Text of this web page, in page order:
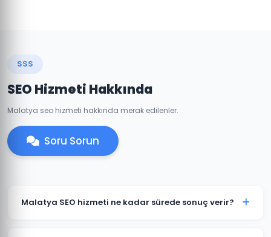
SSS
SEO Hizmeti Hakkında
Malatya seo hizmeti hakkında merak edilenler.
Soru Sorun
Malatya SEO hizmeti ne kadar sürede sonuç verir?